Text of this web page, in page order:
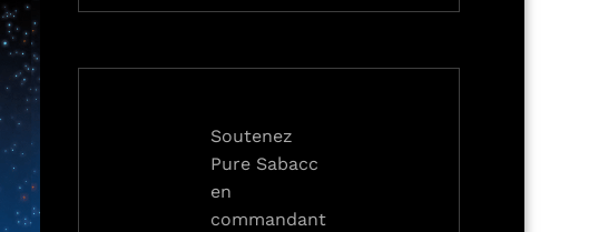
Soutenez
Pure Sabacc
en
commandant